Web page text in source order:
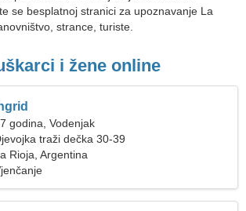
se besplatnoj stranici za upoznavanje La
strance, turiste.
i žene online
godina, Vodenjak
traži dečka 30-39
Rioja, Argentina